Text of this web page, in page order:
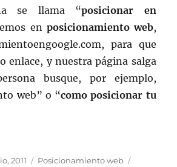
se llama “posicionar en
en posicionamiento web,
para que
enlace, y nuestra página salga
busque, por ejemplo,
web” o “como posicionar tu
2011 Categorías
Posicionamiento web